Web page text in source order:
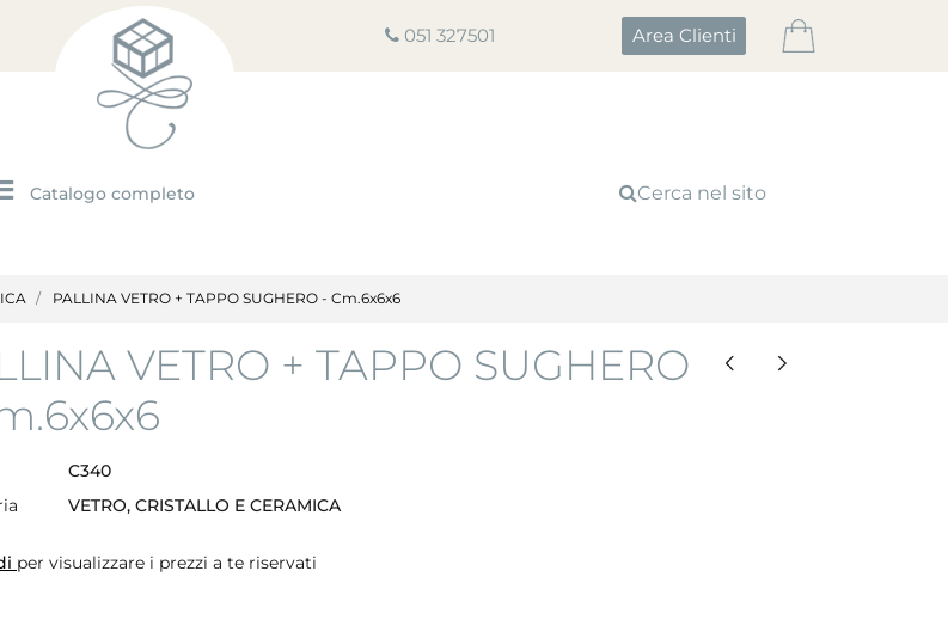
051 327501 Area Clienti
Open menu Cerca nel sito
PALLINA VETRO + TAPPO SUGHERO - Cm.6x6x6
VETRO + TAPPO SUGHERO
C340
VETRO, CRISTALLO E CERAMICA
per visualizzare i prezzi a te riservati